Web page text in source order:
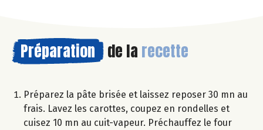
Préparation de la recette
Préparez la pâte brisée et laissez reposer 30 mn au
frais. Lavez les carottes, coupez en rondelles et
cuisez 10 mn au cuit-vapeur. Préchauffez le four